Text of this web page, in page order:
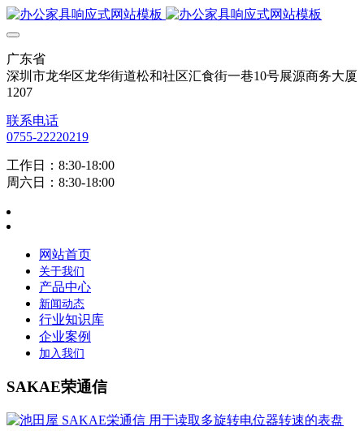
广东省
深圳市龙华区龙华街道松和社区汇食街一巷10号展源商务大厦
1207
联系电话
0755-22220219
工作日：8:30-18:00
周六日：8:30-18:00
网站首页
关于我们
产品中心
新闻动态
行业知识库
企业案例
加入我们
SAKAE荣通信